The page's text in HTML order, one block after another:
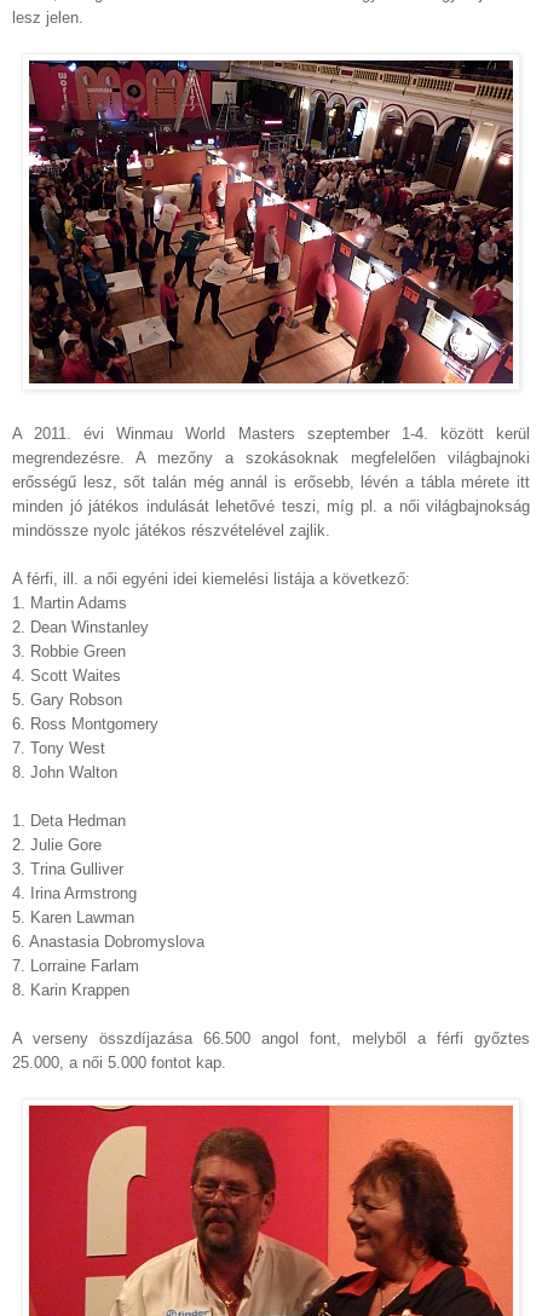
lesz jelen.
A 2011. évi Winmau World Masters szeptember 1-4. között kerül
megrendezésre. A mezőny a szokásoknak megfelelően világbajnoki
erősségű lesz, sőt talán még annál is erősebb, lévén a tábla mérete itt
minden jó játékos indulását lehetővé teszi, míg pl. a női világbajnokság
mindössze nyolc játékos részvételével zajlik.
A férfi, ill. a női egyéni idei kiemelési listája a következő:
1. Martin Adams
2. Dean Winstanley
3. Robbie Green
4. Scott Waites
5. Gary Robson
6. Ross Montgomery
7. Tony West
8. John Walton
1. Deta Hedman
2. Julie Gore
3. Trina Gulliver
4. Irina Armstrong
5. Karen Lawman
6. Anastasia Dobromyslova
7. Lorraine Farlam
8. Karin Krappen
A verseny összdíjazása 66.500 angol font, melyből a férfi győztes
25.000, a női 5.000 fontot kap.